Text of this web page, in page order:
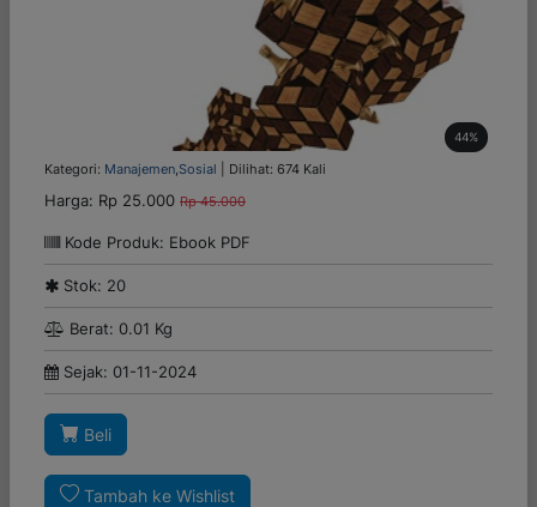
44%
Kategori: Manajemen Sosial | Dilihat: 674 Kali
Harga: Rp 25.000 Rp 45.000
Kode Produk: Ebook PDF
Stok: 20
Berat: 0.01 Kg
Sejak: 01-11-2024
Beli
Tambah ke Wishlist